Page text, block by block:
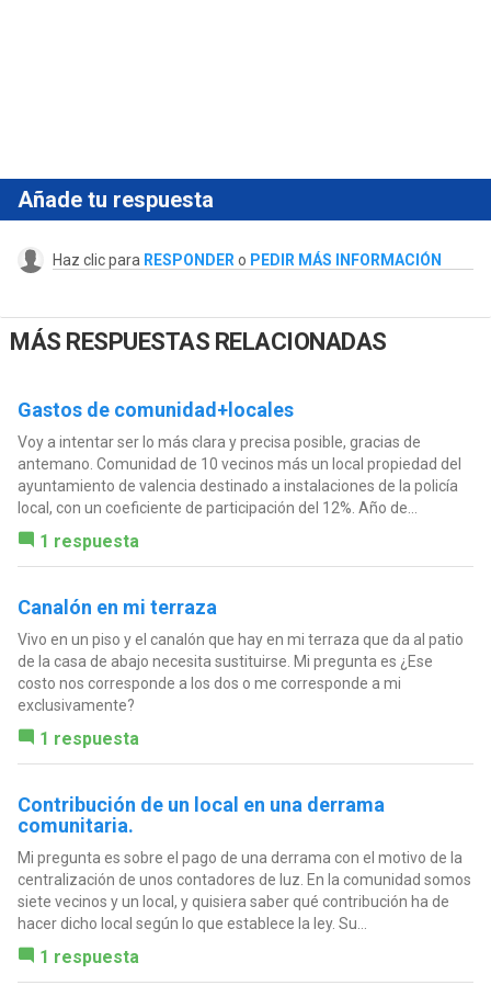
Añade tu respuesta
Haz clic para RESPONDER o PEDIR MÁS INFORMACIÓN
MÁS RESPUESTAS RELACIONADAS
Gastos de comunidad+locales
Voy a intentar ser lo más clara y precisa posible, gracias de
antemano. Comunidad de 10 vecinos más un local propiedad del
ayuntamiento de valencia destinado a instalaciones de la policía
local, con un coeficiente de participación del 12%. Año de...
1 respuesta
Canalón en mi terraza
Vivo en un piso y el canalón que hay en mi terraza que da al patio
de la casa de abajo necesita sustituirse. Mi pregunta es ¿Ese
costo nos corresponde a los dos o me corresponde a mi
exclusivamente?
1 respuesta
Contribución de un local en una derrama
comunitaria.
Mi pregunta es sobre el pago de una derrama con el motivo de la
centralización de unos contadores de luz. En la comunidad somos
siete vecinos y un local, y quisiera saber qué contribución ha de
hacer dicho local según lo que establece la ley. Su...
1 respuesta